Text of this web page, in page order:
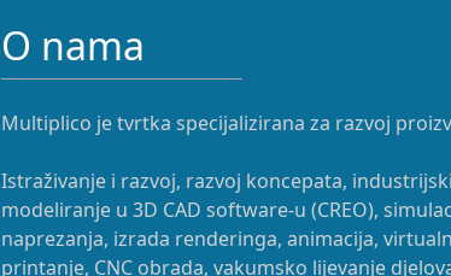
O nama
Multiplico je tvrtka specijalizirana za razvoj
Istraživanje i razvoj, razvoj koncepata,
modeliranje u 3D CAD software-u (CREO),
naprezanja, izrada renderinga, animacija,
printanje, CNC obrada, vakumsko lijevanje